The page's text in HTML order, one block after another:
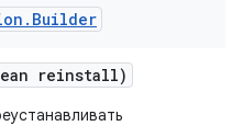
. Builder
reinstall)